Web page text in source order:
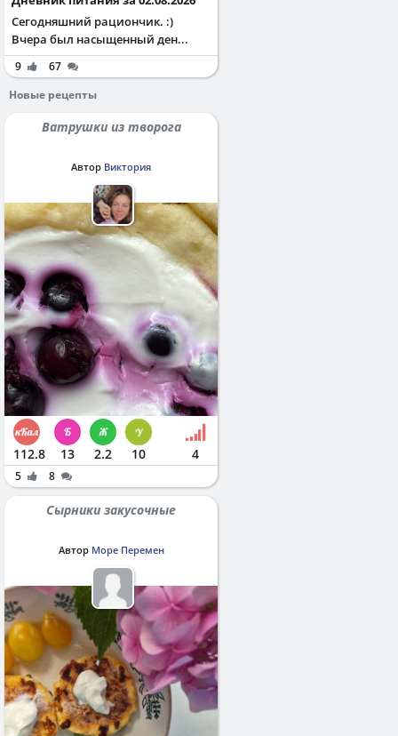
Сегодняшний рациончик. :)
Вчера был насыщенный ден...
9
67
Новые рецепты
Ватрушки из творога
Автор Виктория
112.8 13 2.2 10 4
5 8
Сырники закусочные
Автор Море Перемен